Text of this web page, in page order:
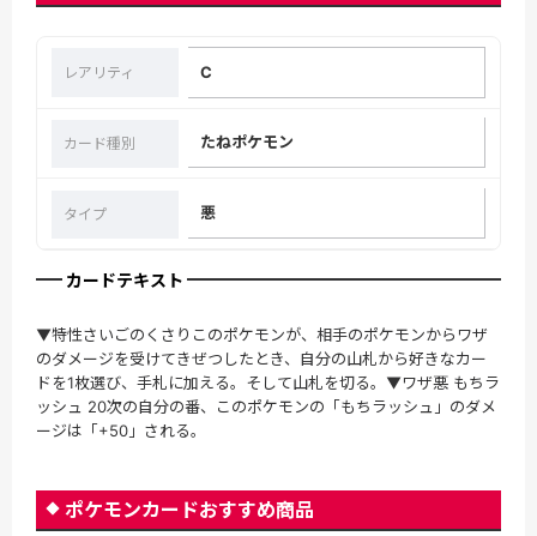
レアリティ C
カード種別 たねポケモン
タイプ 悪
カードテキスト
▼特性さいごのくさりこのポケモンが、相手のポケモンからワザ
のダメージを受けてきぜつしたとき、自分の山札から好きなカー
ドを1枚選び、手札に加える。そして山札を切る。▼ワザ悪 もちラ
ッシュ 20次の自分の番、このポケモンの「もちラッシュ」のダメ
ージは「+50」される。
ポケモンカードおすすめ商品